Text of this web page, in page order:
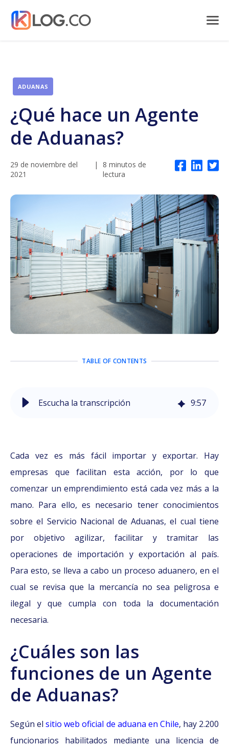
ADUANAS
¿Qué hace un Agente
de Aduanas?
29 de noviembre del
2021
|
8 minutos de
lectura
TABLE OF CONTENTS
Escucha la transcripción 9:57
Cada vez es más fácil importar y exportar. Hay
empresas que facilitan esta acción, por lo que
comenzar un emprendimiento está cada vez más a la
mano. Para ello, es necesario tener conocimientos
sobre el Servicio Nacional de Aduanas, el cual tiene
por objetivo agilizar, facilitar y tramitar las
operaciones de importación y exportación al país.
Para esto, se lleva a cabo un proceso aduanero, en el
cual se revisa que la mercancía no sea peligrosa e
ilegal y que cumpla con toda la documentación
necesaria.
¿Cuáles son las
funciones de un Agente
de Aduanas?
Según el sitio web oficial de aduana en Chile, hay 2.200
funcionarios habilitados mediante una licencia de